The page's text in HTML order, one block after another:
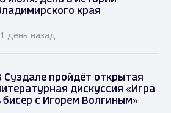
края
день назад
Суздале пройдёт открытая
дискуссия «Игра
бисер с Игорем Волгиным»